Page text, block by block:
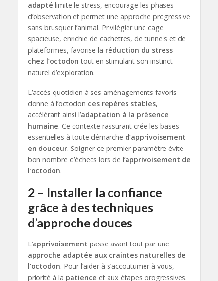
adapté limite le stress, encourage les phases
d’observation et permet une approche progressive
sans brusquer l’animal. Privilégier une cage
spacieuse, enrichie de cachettes, de tunnels et de
plateformes, favorise la réduction du stress
chez l’octodon tout en stimulant son instinct
naturel d’exploration.
L’accès quotidien à ses aménagements favoris
donne à l’octodon des repères stables,
accélérant ainsi l’adaptation à la présence
humaine. Ce contexte rassurant crée les bases
essentielles à toute démarche d’apprivoisement
en douceur. Soigner ce premier paramètre évite
bon nombre d’échecs lors de l’apprivoisement de
l’octodon.
2 – Installer la confiance
grâce à des techniques
d’approche douces
L’apprivoisement passe avant tout par une
approche adaptée aux craintes naturelles de
l’octodon. Pour l’aider à s’accoutumer à vous,
priorité à la patience et aux étapes progressives.